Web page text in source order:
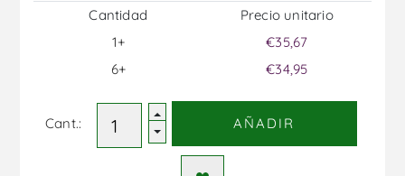
Cantidad
1+
6+
Precio unitario
€35,67
€34,95
Cant.: AÑADIR